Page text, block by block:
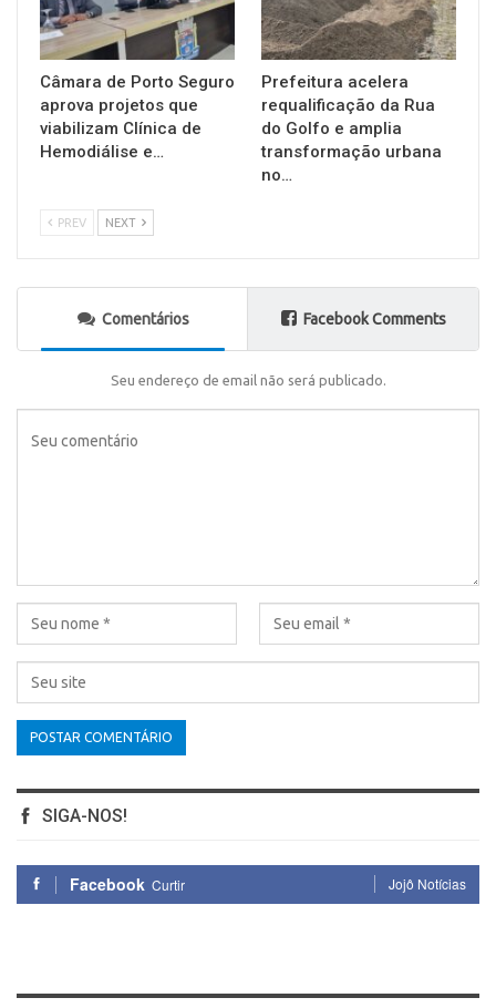
Câmara de Porto Seguro
aprova projetos que
viabilizam Clínica de
Hemodiálise e…
Prefeitura acelera
requalificação da Rua
do Golfo e amplia
transformação urbana
no…
PREV NEXT
Comentários Facebook Comments
Seu endereço de email não será publicado.
SIGA-NOS!
Facebook Curtir Jojô Notícias